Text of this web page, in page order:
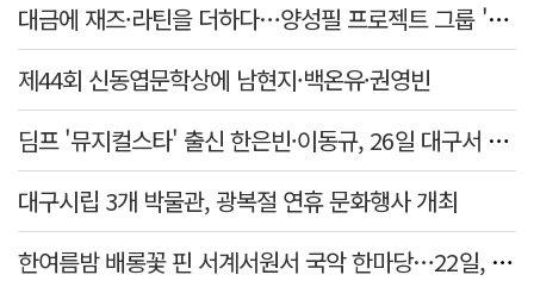
대금에 재즈·라틴을 더하다…양성필 프로젝트 그룹 '必 so Good' 공연
제44회 신동엽문학상에 남현지·백온유·권영빈
딤프 '뮤지컬스타' 출신 한은빈·이동규, 26일 대구서 첫 콘서트
대구시립 3개 박물관, 광복절 연휴 문화행사 개최
한여름밤 배롱꽃 핀 서계서원서 국악 한마당…22일, 트래덜반 공연